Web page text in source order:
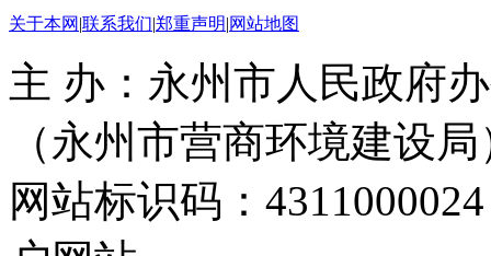
关于本网 |联系我们|郑重声明|网站地图
主 办：永州市人民政府
（永州市营商环境建设局
网站标识码：